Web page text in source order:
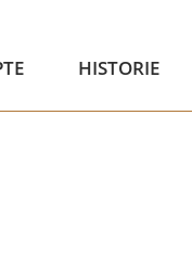
HISTORIE